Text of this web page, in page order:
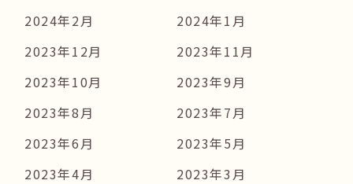
2024年2月
2024年1月
2023年12月
2023年11月
2023年10月
2023年9月
2023年8月
2023年7月
2023年6月
2023年5月
2023年4月
2023年3月